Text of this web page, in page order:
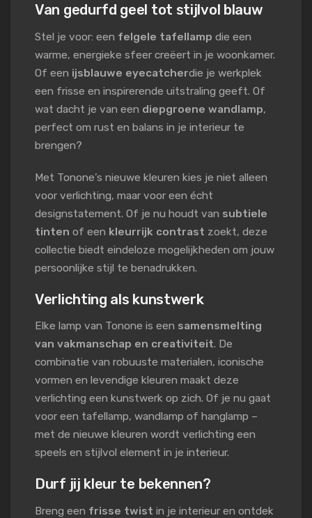
Van gedurfd geel tot stijlvol blauw
Stel je voor: een felgele tafellamp die een
warme, energieke sfeer creëert in je woonkamer.
Of een ijsblauwe eyecatcherdie je werkplek
een frisse en inspirerende uitstraling geeft. Of
wat dacht je van een diepgroene wandlamp,
perfect om rust en balans in je interieur te
brengen?
Met Tonone’s nieuwe kleuren kies je niet alleen
voor verlichting, maar voor een écht
designstatement. Of je nu houdt van subtiele
tinten of een kleurrijk contrast zoekt, deze
collectie biedt eindeloze mogelijkheden om jouw
persoonlijke stijl te benadrukken.
Verlichting als kunstwerk
Elke lamp van Tonone is een samensmelting
van vakmanschap en creativiteit. De
combinatie van robuuste materialen, iconische
vormen en levendige kleuren maakt deze
verlichting een kunstwerk op zich. Of je nu gaat
voor een tafellamp, wandlamp of hanglamp –
met de nieuwe kleuren wordt verlichting een
speels en stijlvol element in je interieur.
Durf jij kleur te bekennen?
Breng een frisse twist in je interieur en ontdek